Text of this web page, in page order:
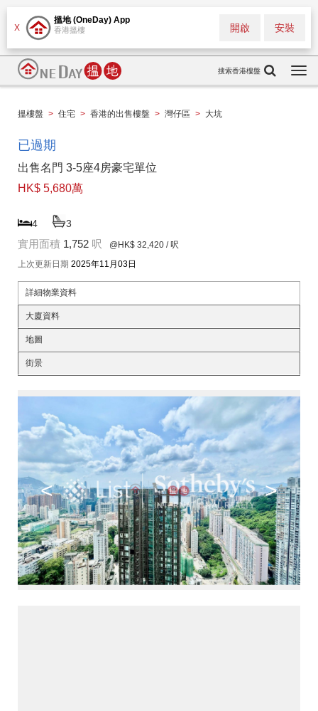
X
搵地 (OneDay) App
香港搵樓 安裝
開啟
搜索香港樓盤
搵樓盤 > 住宅 > 香港的出售樓盤 > 灣仔區 > 大坑
已過期
出售名門 3-5座4房豪宅單位
HK$ 5,680萬
4 3
實用面積 1,752 呎 @HK$ 32,420 / 呎
上次更新日期 2025年11月03日
詳細物業資料
大廈資料
地圖
街景
< >